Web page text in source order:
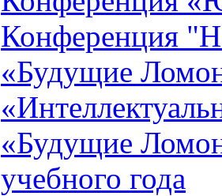
Конференция
«Будущие
«Будущие
учебного года